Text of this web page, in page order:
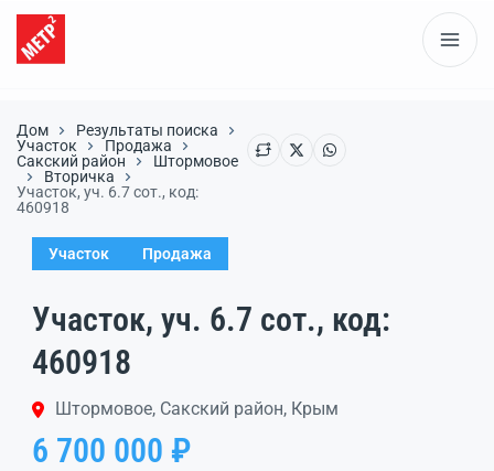
Дом
Результаты поиска
Участок
Продажа
Сакский район
Штормовое
Вторичка
Участок, уч. 6.7 сот., код:
460918
Участок Продажа
Участок, уч. 6.7 сот., код:
460918
Штормовое, Сакский район, Крым
6 700 000 ₽